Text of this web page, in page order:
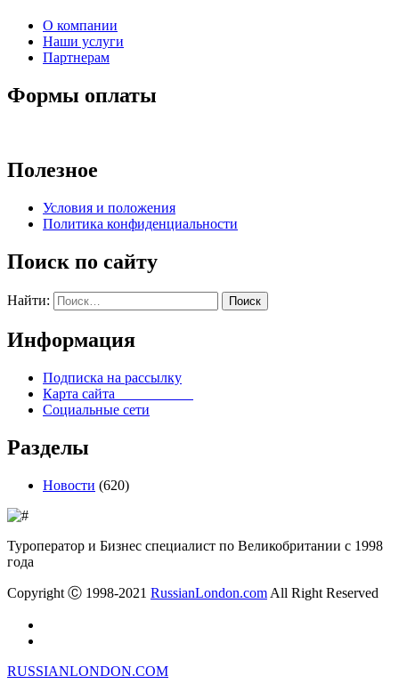
О компании
Наши услуги
Партнерам
Формы оплаты
Полезное
Условия и положения
Политика конфиденциальности
Поиск по сайту
Найти:
Информация
Подписка на рассылку
Карта сайта
Социальные сети
Разделы
Новости (620)
Туроператор и Бизнес специалист по Великобритании с 1998
года
Copyright Ⓒ 1998-2021 RussianLondon.com All Right Reserved
RUSSIANLONDON.COM